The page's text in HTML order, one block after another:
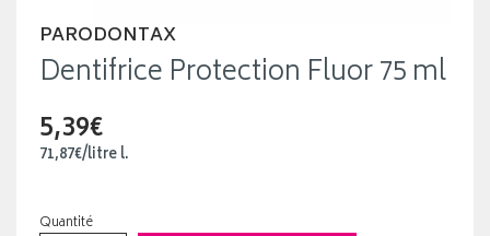
PARODONTAX
Dentifrice Protection Fluor 75 ml
5,39€
71,87€/litrel.
Quantité